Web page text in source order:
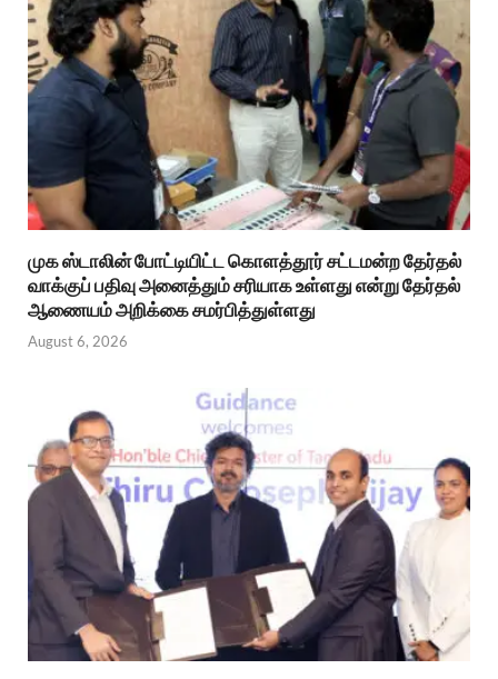
முக ஸ்டாலின் போட்டியிட்ட கொளத்தூர் சட்டமன்ற தேர்தல்
வாக்குப் பதிவு அனைத்தும் சரியாக உள்ளது என்று தேர்தல்
ஆணையம் அறிக்கை சமர்பித்துள்ளது
August 6, 2026